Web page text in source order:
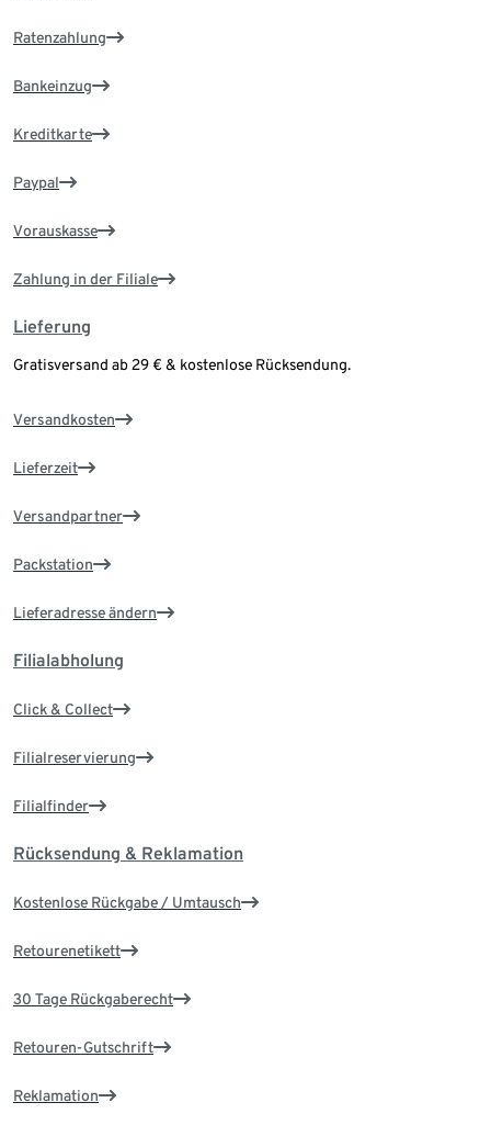
Ratenzahlung
Bankeinzug
Kreditkarte
Paypal
Vorauskasse
Zahlung in der Filiale
Lieferung
Gratisversand ab 29 € & kostenlose Rücksendung.
Versandkosten
Lieferzeit
Versandpartner
Packstation
Lieferadresse ändern
Filialabholung
Click & Collect
Filialreservierung
Filialfinder
Rücksendung & Reklamation
Kostenlose Rückgabe / Umtausch
Retourenetikett
30 Tage Rückgaberecht
Retouren-Gutschrift
Reklamation